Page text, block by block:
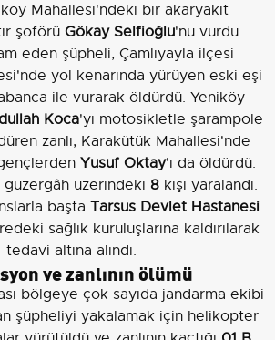
Mahallesi'ndeki bir akaryakıt
şoförü Gökay Selfioğlu'nu vurdu.
eden şüpheli, Çamlıyayla ilçesi
yol kenarında yürüyen eski eşi
ile vurarak öldürdü. Yeniköy
Koca'yı motosikletle şarampole
zanlı, Karakütük Mahallesi'nde
Yusuf Oktay'ı da öldürdü.
güzergâh üzerindeki 8kişi yaralandı.
başta Tarsus Devlet Hastanesi
sağlık kuruluşlarına kaldırılarak
tedavi altına alındı.
ve zanlının ölümü
bölgeye çok sayıda jandarma ekibi
şüpheliyi yakalamak için helikopter